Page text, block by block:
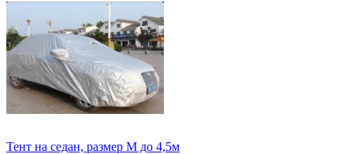
Тент на седан, размер М до 4,5м